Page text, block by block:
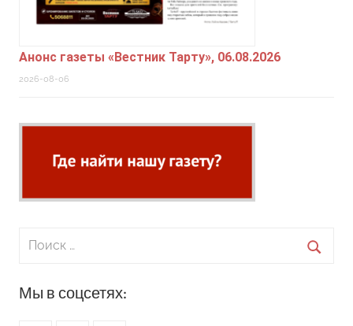
Анонс газеты «Вестник Тарту», 06.08.2026
2026-08-06
Поиск
Мы в соцсетях: